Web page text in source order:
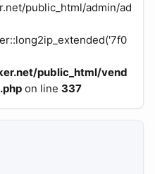
public_html/admin/ad
public_html/vend
on line 337